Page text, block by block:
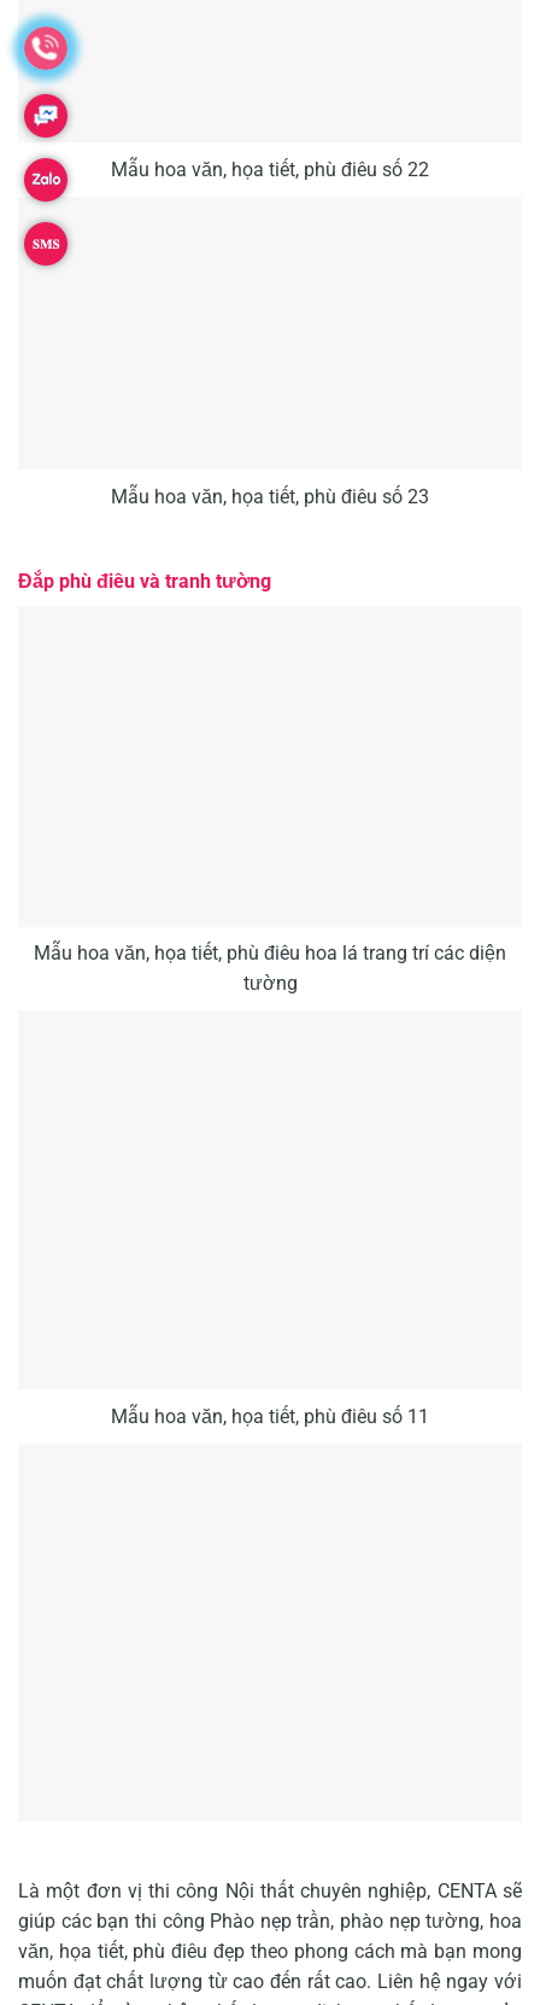
Mẫu hoa văn, họa tiết, phù điêu số 22
Mẫu hoa văn, họa tiết, phù điêu số 23
Đắp phù điêu và tranh tường
Mẫu hoa văn, họa tiết, phù điêu hoa lá trang trí các diện
tường
Mẫu hoa văn, họa tiết, phù điêu số 11
Là một đơn vị thi công Nội thất chuyên nghiệp, CENTA sẽ
giúp các bạn thi công Phào nẹp trần, phào nẹp tường, hoa
văn, họa tiết, phù điêu đẹp theo phong cách mà bạn mong
muốn đạt chất lượng từ cao đến rất cao. Liên hệ ngay với